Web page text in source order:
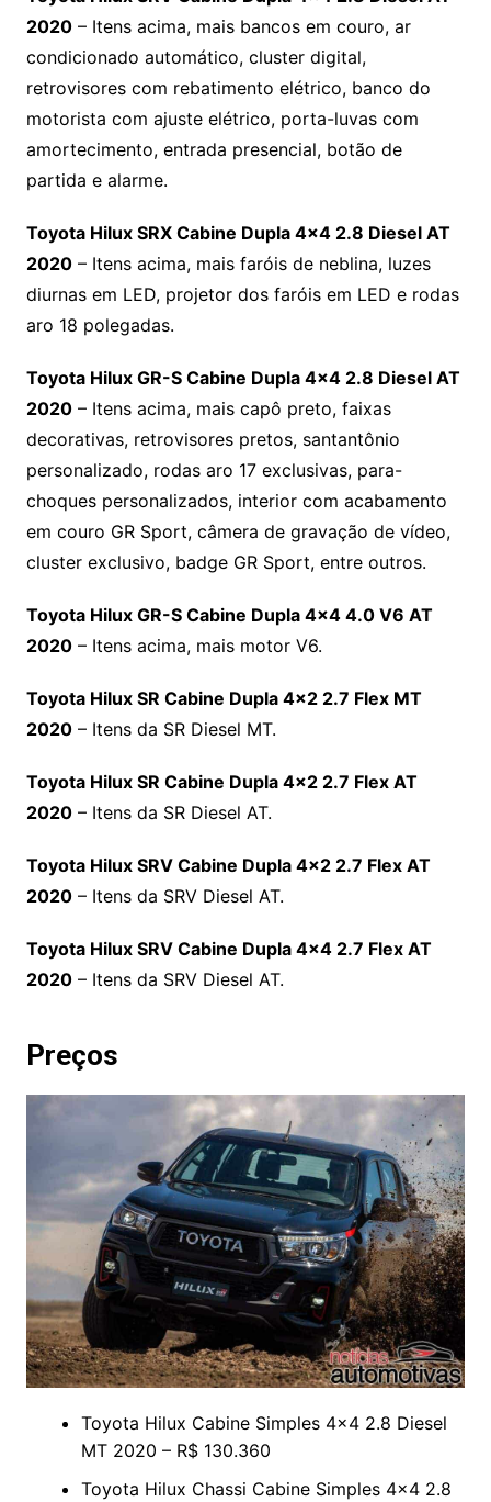
2020– Itens acima, mais bancos em couro, ar
condicionado automático, cluster digital,
retrovisores com rebatimento elétrico, banco do
motorista com ajuste elétrico, porta-luvas com
amortecimento, entrada presencial, botão de
partida e alarme.
Toyota Hilux SRX Cabine Dupla 4×4 2.8 Diesel AT
2020– Itens acima, mais faróis de neblina, luzes
diurnas em LED, projetor dos faróis em LED e rodas
aro 18 polegadas.
Toyota Hilux GR-S Cabine Dupla 4×4 2.8 Diesel AT
2020– Itens acima, mais capô preto, faixas
decorativas, retrovisores pretos, santantônio
personalizado, rodas aro 17 exclusivas, para-
choques personalizados, interior com acabamento
em couro GR Sport, câmera de gravação de vídeo,
cluster exclusivo, badge GR Sport, entre outros.
Toyota Hilux GR-S Cabine Dupla 4×4 4.0 V6 AT
2020– Itens acima, mais motor V6.
Toyota Hilux SR Cabine Dupla 4×2 2.7 Flex MT
2020– Itens da SR Diesel MT.
Toyota Hilux SR Cabine Dupla 4×2 2.7 Flex AT
2020– Itens da SR Diesel AT.
Toyota Hilux SRV Cabine Dupla 4×2 2.7 Flex AT
2020– Itens da SRV Diesel AT.
Toyota Hilux SRV Cabine Dupla 4×4 2.7 Flex AT
2020– Itens da SRV Diesel AT.
Preços
Toyota Hilux Cabine Simples 4×4 2.8 Diesel
MT 2020 – R$ 130.360
Toyota Hilux Chassi Cabine Simples 4×4 2.8